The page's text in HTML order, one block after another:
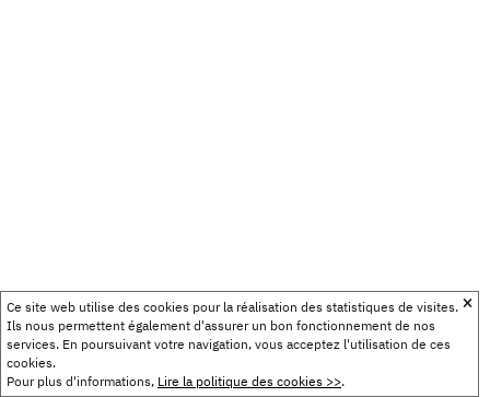
Ce site web utilise des cookies pour la réalisation des statistiques de visites.
Ils nous permettent également d'assurer un bon fonctionnement de nos
services. En poursuivant votre navigation, vous acceptez l'utilisation de ces
cookies.
Pour plus d'informations, Lire la politique des cookies >>.